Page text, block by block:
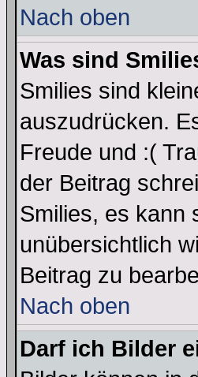
Nach oben
Was sind
Smilies sind
auszudrücken.
Freude und :(
der Beitrag
Smilies, es kann
unübersichtlich
Beitrag zu
Nach oben
Darf ich Bilder